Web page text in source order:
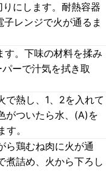
にします。耐熱容器
レンジで火が通るま
す。下味の材料を揉み
ーで汁気を拭き取
で熱し、1、2を入れて
がついたら水、(A)を
。
ら鶏むね肉に火が通
煮詰め、火から下ろし